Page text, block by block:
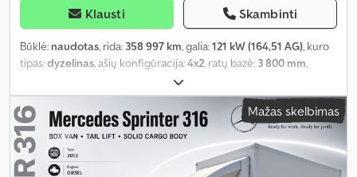
Klausti Skambinti
Būklė: naudotas, rida: 358 997 km, galia:121 kW (164,51 AG), kuro
tipas:dyzelinas, ašių konfigūracija:4x2, ratų bazė: 3 800 mm,
, pavaros tipas:
skaičius:6, emisijos klasė:Euro 6, bendras ilgis:2 150 mm, bendras
plotis:1 750 mm, bendras aukštis: 1 000 mm , Gamybos metai:2016,
Įranga:ABS, AdBlue, borto kompiuteris, centrinis užraktas,
elektrinis langų reguliavimas, elektriškai reguliuojamas
veidrodis, elektroninė stabilumo programa (ESP), oro
Mažas skelbimas